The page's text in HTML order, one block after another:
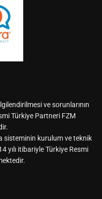
ve sorunlarının
Türkiye Partneri FZM
sisteminin kurulum ve teknik
yılı itibariyle Türkiye Resmi